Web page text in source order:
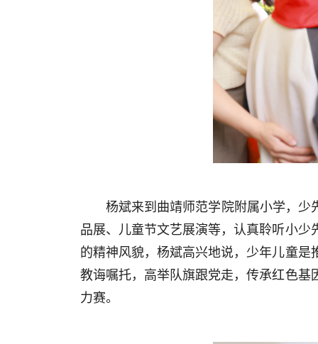
杨斌来到曲靖师范学院附属小学，少
品展、儿童节文艺展演等，认真聆听小
的精神风貌，杨斌高兴地说，少年儿童
教诲嘱托，高举队旗跟党走，传承红色
力赛。